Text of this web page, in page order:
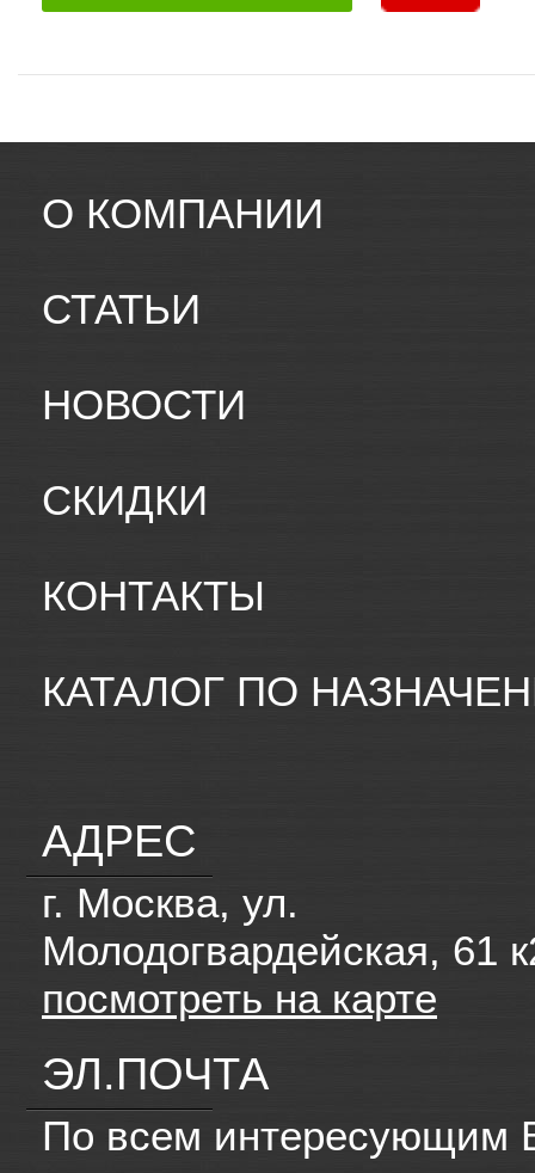
О КОМПАНИИ
СТАТЬИ
НОВОСТИ
СКИДКИ
КОНТАКТЫ
КАТАЛОГ ПО
АДРЕС
г. Москва, ул.
Молодогвардейская, 61
посмотреть на карте
ЭЛ.ПОЧТА
По всем интересующим